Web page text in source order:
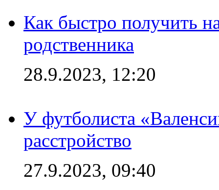
Как быстро получить
родственника
28.9.2023, 12:20
У футболиста
расстройство
27.9.2023, 09:40